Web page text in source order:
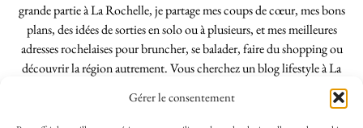
Gérer le consentement
grande partie à La Rochelle, je partage mes coups de cœur, mes bons
plans, des idées de sorties en solo ou à plusieurs, et mes meilleures
adresses rochelaises pour bruncher, se balader, faire du shopping ou
découvrir la région autrement. Vous cherchez un blog lifestyle à La
Rochelle, tenu par une locale ? Vous êtes au bon endroit. Que vous
soyez Rochelais·e ou de passage dans notre belle ville, j’espère que mes